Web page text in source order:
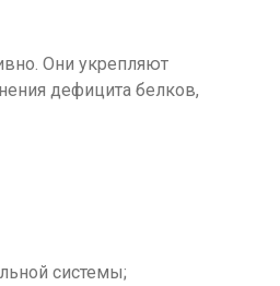
Они укрепляют
дефицита белков,
системы;